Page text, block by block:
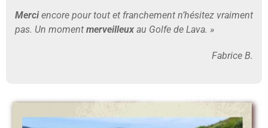
Merciencore pour tout et franchement n’hésitez vraiment
pas. Un moment merveilleux au Golfe de Lava. »
Fabrice B.